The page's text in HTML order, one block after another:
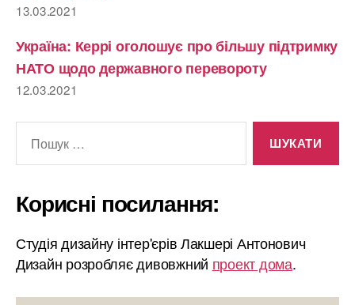
13.03.2021
Україна: Керрі оголошує про більшу підтримку
НАТО щодо державного перевороту
12.03.2021
Корисні посилання:
Студія дизайну інтер'єрів Лакшері Антонович
Дизайн розробляє дивовжний проект дома.